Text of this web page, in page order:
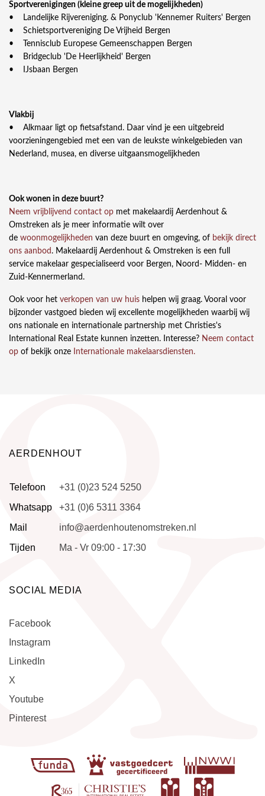
Sportverenigingen (kleine greep uit de mogelijkheden)
• Landelijke Rijvereniging. & Ponyclub 'Kennemer Ruiters' Bergen
• Schietsportvereniging De Vrijheid Bergen
• Tennisclub Europese Gemeenschappen Bergen
• Bridgeclub 'De Heerlijkheid' Bergen
• IJsbaan Bergen
Vlakbij
• Alkmaar ligt op fietsafstand. Daar vind je een uitgebreid
voorzieningengebied met een van de leukste winkelgebieden van
Nederland, musea, en diverse uitgaansmogelijkheden
Ook wonen in deze buurt?
Neem vrijblijvend contact op met makelaardij Aerdenhout &
Omstreken als je meer informatie wilt over
de woonmogelijkheden van deze buurt en omgeving, of bekijk direct
ons aanbod. Makelaardij Aerdenhout & Omstreken is een full
service makelaar gespecialiseerd voor Bergen, Noord- Midden- en
Zuid-Kennermerland.
Ook voor het verkopen van uw huis helpen wij graag. Vooral voor
bijzonder vastgoed bieden wij excellente mogelijkheden waarbij wij
ons nationale en internationale partnership met Christies's
International Real Estate kunnen inzetten. Interesse? Neem contact
op of bekijk onze Internationale makelaarsdiensten.
AERDENHOUT
Telefoon
+31 (0)23 524 5250
Whatsapp
+31 (0)6 5311 3364
Mail
info@aerdenhoutenomstreken.nl
Tijden
Ma - Vr 09:00 - 17:30
SOCIAL MEDIA
Facebook
Instagram
LinkedIn
X
Youtube
Pinterest